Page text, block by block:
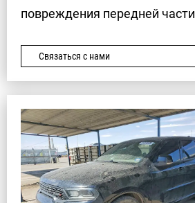
повреждения передней части
Связаться с нами